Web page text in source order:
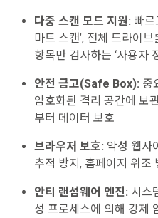
다중 스캔 모드 지원: 빠르
마트 스캔’, 전체 드라이브
항목만 검사하는 ‘사용자
안전 금고(Safe Box): 중
암호화된 격리 공간에 보
부터 데이터 보호
브라우저 보호: 악성 웹사
추적 방지, 홈페이지 위조
안티 랜섬웨어 엔진: 시스
성 프로세스에 의해 강제